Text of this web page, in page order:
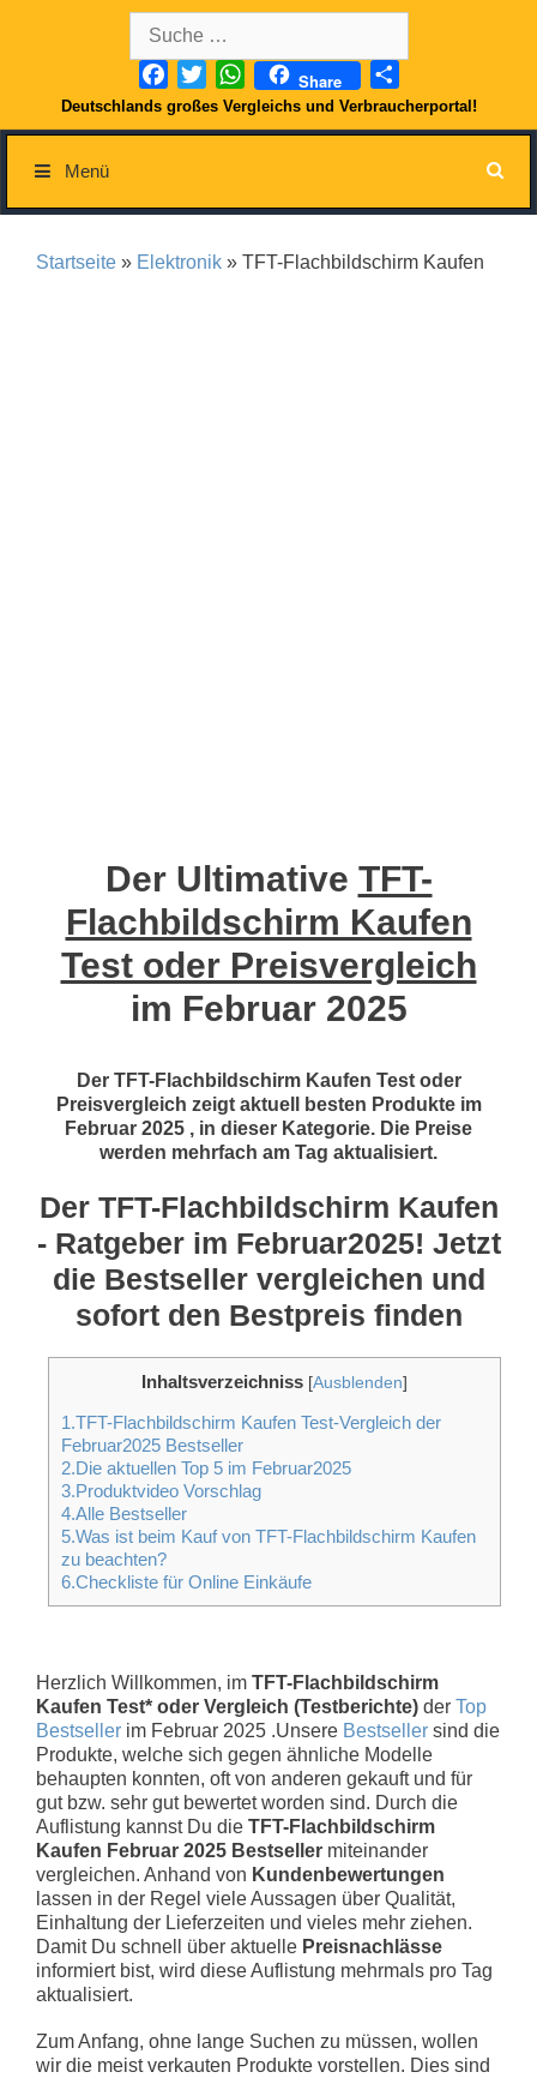
nach:
Facebook
TwitterWhatsApp
Share
Deutschlands großes Vergleichs und Verbraucherportal!
Menü
Startseite » Elektronik » TFT-Flachbildschirm Kaufen
Der Ultimative TFT-
Flachbildschirm Kaufen
Test oder Preisvergleich
im Februar 2025
Der TFT-Flachbildschirm Kaufen Test oder
Preisvergleich zeigt aktuell besten Produkte im
Februar 2025 , in dieser Kategorie. Die Preise
werden mehrfach am Tag aktualisiert.
Der TFT-Flachbildschirm Kaufen
- Ratgeber im Februar2025! Jetzt
die Bestseller vergleichen und
sofort den Bestpreis finden
Inhaltsverzeichniss [Ausblenden]
1.TFT-Flachbildschirm Kaufen Test-Vergleich der
Februar2025 Bestseller
2.Die aktuellen Top 5 im Februar2025
3.Produktvideo Vorschlag
4.Alle Bestseller
5.Was ist beim Kauf von TFT-Flachbildschirm Kaufen
zu beachten?
6.Checkliste für Online Einkäufe
Herzlich Willkommen, im TFT-Flachbildschirm
Kaufen Test* oder Vergleich (Testberichte) der Top
Bestseller im Februar 2025 .Unsere Bestseller sind die
Produkte, welche sich gegen ähnliche Modelle
behaupten konnten, oft von anderen gekauft und für
gut bzw. sehr gut bewertet worden sind. Durch die
Auflistung kannst Du die TFT-Flachbildschirm
Kaufen Februar 2025 Bestseller miteinander
vergleichen. Anhand von Kundenbewertungen
lassen in der Regel viele Aussagen über Qualität,
Einhaltung der Lieferzeiten und vieles mehr ziehen.
Damit Du schnell über aktuelle Preisnachlässe
informiert bist, wird diese Auflistung mehrmals pro Tag
aktualisiert.
Zum Anfang, ohne lange Suchen zu müssen, wollen
wir die meist verkauten Produkte vorstellen. Dies sind